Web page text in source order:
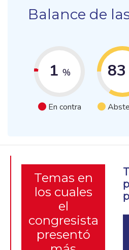
Balance de
1 %
En contra
83
Temas en
los cuales
el
congresista
presentó